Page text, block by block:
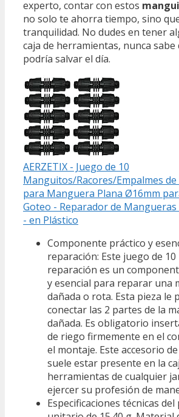
experto, contar con estos
no solo te ahorra tiempo, sino
tranquilidad. No dudes en tener
caja de herramientas, nunca sabe
podría salvar el día.
AERZETIX - Juego de 10
Manguitos/Racores/Empalmes de
para Manguera Plana Ø16mm
Goteo - Reparador de Mangueras
- en Plástico
Componente práctico y
reparación: Este juego de
reparación es un
y esencial para reparar una
dañada o rota. Esta pieza le
conectar las 2 partes de la
dañada. Es obligatorio
de riego firmemente en el
el montaje. Este accesorio
suele estar presente en la
herramientas de cualquier
ejercer su profesión de
Especificaciones técnicas